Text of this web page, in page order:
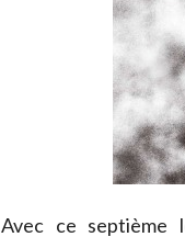
Avec ce septième